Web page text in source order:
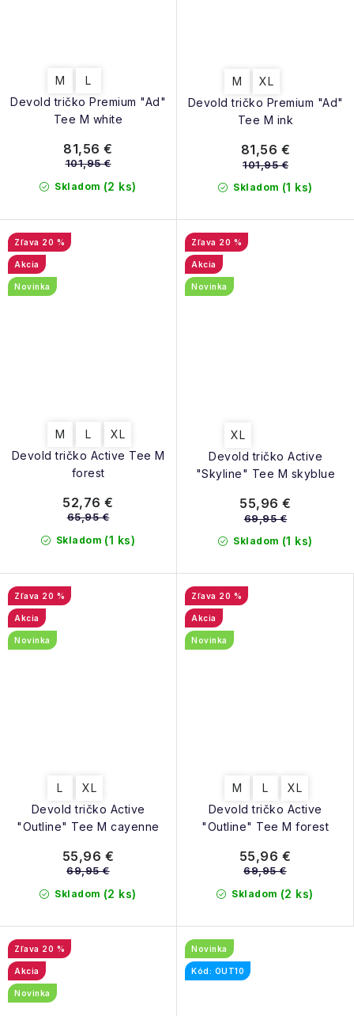
Devold tričko Premium "Ad"
Tee M white
M L
Skladom (2 ks)
81,56 €
101,95 €
Devold tričko Premium "Ad"
Tee M ink
M XL
Skladom (1 ks)
81,56 €
101,95 €
Devold tričko Active Tee M
forest
20 %
Akcia
Novinka
M L XL
Skladom (1 ks)
52,76 €
65,95 €
Devold tričko Active
"Skyline" Tee M skyblue
20 %
Akcia
Novinka
XL
Skladom (1 ks)
55,96 €
69,95 €
Devold tričko Active
"Outline" Tee M cayenne
20 %
Akcia
Novinka
L XL
Skladom (2 ks)
55,96 €
69,95 €
Devold tričko Active
"Outline" Tee M forest
20 %
Akcia
Novinka
M L XL
Skladom (2 ks)
55,96 €
69,95 €
20 %
Akcia
Novinka
Novinka
Kód: OUT10